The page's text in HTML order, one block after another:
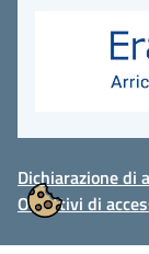
Dichiarazione di
Obiettivi di